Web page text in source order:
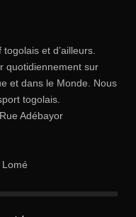
et d’ailleurs.
quotidiennement sur
et dans le Monde. Nous
togolais.
Adébayor